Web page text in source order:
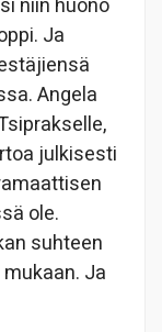
niin huono
Ja
Angela
julkisesti
ole.
suhteen
Ja